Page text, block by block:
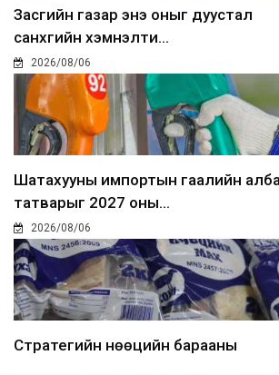
Засгийн газар энэ оныг дуустал
санхүүгийн хэмнэлти...
2026/08/06
Шатахууны импортын гаалийн
татварыг 2027 оны...
2026/08/06
Стратегийн нөөцийн барааны